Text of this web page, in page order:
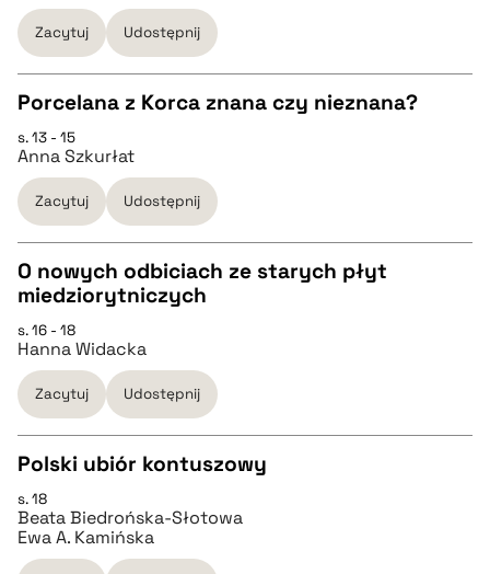
pobierz cytat
BIBTEX
pobierz cytat
Zacytuj Udostępnij
CZYSTY TEKST
pobierz cytat
BIBTEX
pobierz cytat
Porcelana z Korca znana czy nieznana?
s. 13 - 15
Anna Szkurłat
Zacytuj Udostępnij
CZYSTY TEKST
pobierz cytat
BIBTEX
O nowych odbiciach ze starych płyt
miedziorytniczych
s. 16 - 18
Hanna Widacka
Zacytuj Udostępnij
CZYSTY TEKST
pobierz cytat
Polski ubiór kontuszowy
s. 18
Beata Biedrońska-Słotowa
Ewa A. Kamińska